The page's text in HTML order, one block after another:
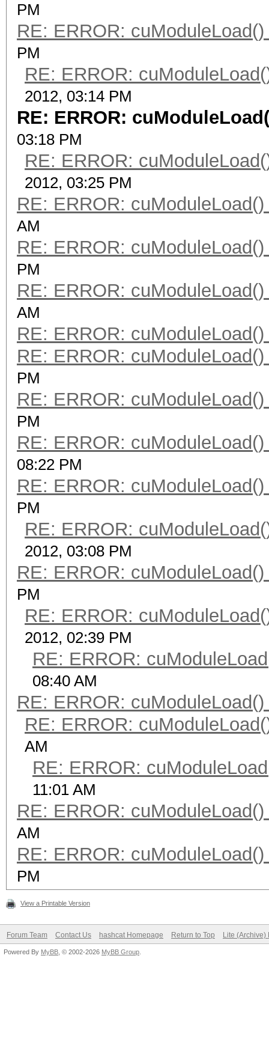
PM
RE: ERROR:
PM
RE: ERROR:
2012, 03:14 PM
RE: ERROR:
03:18 PM
RE: ERROR:
2012, 03:25 PM
RE: ERROR:
AM
RE: ERROR:
PM
RE: ERROR:
AM
RE: ERROR:
RE: ERROR:
PM
RE: ERROR:
PM
RE: ERROR:
08:22 PM
RE: ERROR:
PM
RE: ERROR:
2012, 03:08 PM
RE: ERROR:
PM
RE: ERROR:
2012, 02:39 PM
RE: ERROR:
08:40 AM
RE: ERROR:
RE: ERROR:
AM
RE: ERROR:
11:01 AM
RE: ERROR:
AM
RE: ERROR:
PM
View a Printable Version
Forum Team Contact Us hashcat Homepage Return to Top Lite (Archive)
Powered By MyBB , © 2002-2026 MyBB Group